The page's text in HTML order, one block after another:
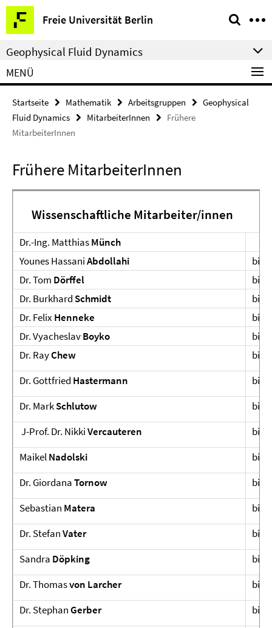
Springe
direkt
zu
Inhalt
Freie Universität Berlin
Service-
Navigation
Geophysical Fluid Dynamics
MENÜ
Startseite Mathematik Arbeitsgruppen
Geophysical
Fluid Dynamics
MitarbeiterInnen
Frühere
MitarbeiterInnen
Frühere MitarbeiterInnen
Wissenschaftliche Mitarbeiter/innen
Dr.-Ing. MatthiasMünch
Younes HassaniAbdollahi
bis
Dr. Tom Dörffel
bis
Dr. Burkhard Schmidt
bis
Dr. Felix Henneke
bis
Dr. VyacheslavBoyko
bis
Dr. RayChew
bis
Dr. Gottfried Hastermann
bis
Dr. MarkSchlutow
bis
J-Prof. Dr. NikkiVercauteren
bis
MaikelNadolski
bis
Dr. GiordanaTornow
bis
Sebastian Matera
bis
Dr. StefanVater
bis
Sandra Döpking
bis
Dr. Thomasvon Larcher
bis
Dr. StephanGerber
bis